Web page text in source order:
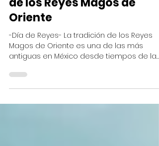
-Día de Reyes- La tradición
de los Reyes Magos de
Oriente
-Día de Reyes- La tradición de los Reyes
colonización española...